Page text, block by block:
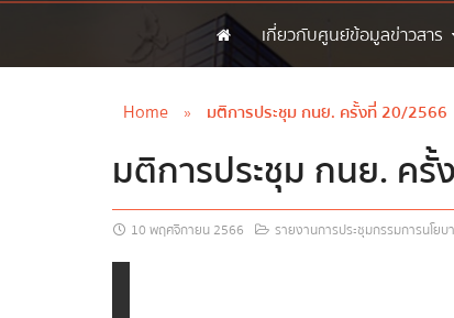
เกี่ยวกับศูนย์ข้อมูลข่าวสาร
Home » มติการประชุม กนย. ครั้งที่ 20/2566
มติการประชุม กนย. ค
10 พฤศจิกายน 2566 รายงานการประชุมกรรมการนโยบ